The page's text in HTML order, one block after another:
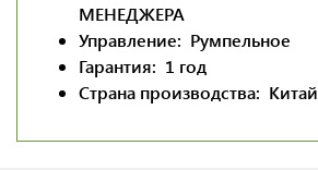
МЕНЕДЖЕРА
Управление: Румпельное
Гарантия: 1 год
Страна производства: Китай